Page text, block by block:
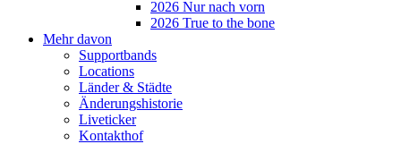
2026 Nur nach vorn
2026 True to the bone
Mehr davon
Supportbands
Locations
Länder & Städte
Änderungshistorie
Liveticker
Kontakthof